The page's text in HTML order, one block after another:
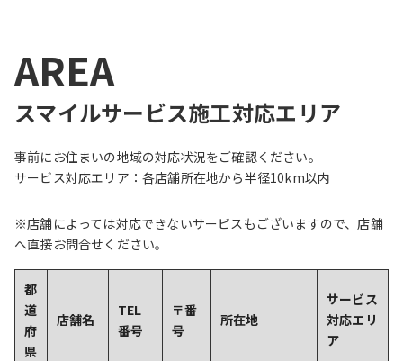
AREA
スマイルサービス施工対応エリア
事前にお住まいの地域の対応状況をご確認ください。
サービス対応エリア：各店舗所在地から半径10km以内
※店舗によっては対応できないサービスもございますので、店舗
へ直接お問合せください。
都
道
府
県
店舗名
TEL
番号
〒番
号
所在地
サービス
対応エリ
ア